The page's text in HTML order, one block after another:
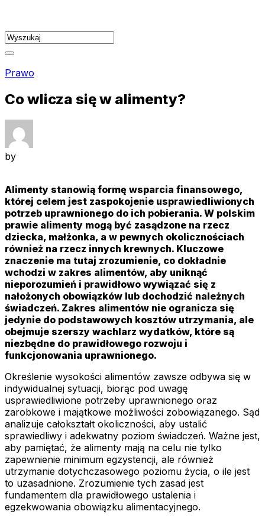
content
Prawo
Co wlicza się w alimenty?
by
Alimenty stanowią formę wsparcia finansowego,
której celem jest zaspokojenie usprawiedliwionych
potrzeb uprawnionego do ich pobierania. W polskim
prawie alimenty mogą być zasądzone na rzecz
dziecka, małżonka, a w pewnych okolicznościach
również na rzecz innych krewnych. Kluczowe
znaczenie ma tutaj zrozumienie, co dokładnie
wchodzi w zakres alimentów, aby uniknąć
nieporozumień i prawidłowo wywiązać się z
nałożonych obowiązków lub dochodzić należnych
świadczeń. Zakres alimentów nie ogranicza się
jedynie do podstawowych kosztów utrzymania, ale
obejmuje szerszy wachlarz wydatków, które są
niezbędne do prawidłowego rozwoju i
funkcjonowania uprawnionego.
Określenie wysokości alimentów zawsze odbywa się w
indywidualnej sytuacji, biorąc pod uwagę
usprawiedliwione potrzeby uprawnionego oraz
zarobkowe i majątkowe możliwości zobowiązanego. Sąd
analizuje całokształt okoliczności, aby ustalić
sprawiedliwy i adekwatny poziom świadczeń. Ważne jest,
aby pamiętać, że alimenty mają na celu nie tylko
zapewnienie minimum egzystencji, ale również
utrzymanie dotychczasowego poziomu życia, o ile jest
to uzasadnione. Zrozumienie tych zasad jest
fundamentem dla prawidłowego ustalenia i
egzekwowania obowiązku alimentacyjnego.